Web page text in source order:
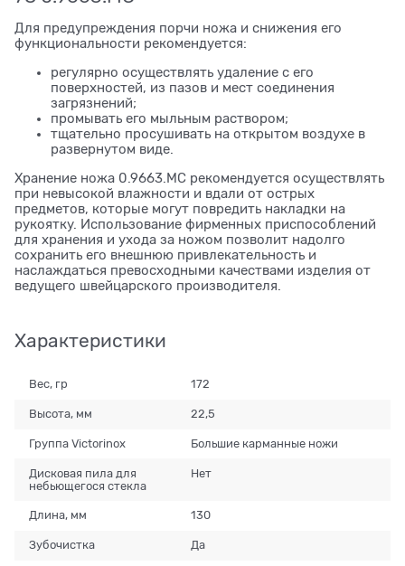
Для предупреждения порчи ножа и снижения его
функциональности рекомендуется:
регулярно осуществлять удаление с его
поверхностей, из пазов и мест соединения
загрязнений;
промывать его мыльным раствором;
тщательно просушивать на открытом воздухе в
развернутом виде.
Хранение ножа 0.9663.MC рекомендуется осуществлять
при невысокой влажности и вдали от острых
предметов, которые могут повредить накладки на
рукоятку. Использование фирменных приспособлений
для хранения и ухода за ножом позволит надолго
сохранить его внешнюю привлекательность и
наслаждаться превосходными качествами изделия от
ведущего швейцарского производителя.
Характеристики
Вес, гр 172
Высота, мм 22,5
Группа Victorinox Большие карманные ножи
Дисковая пила для
небьющегося стекла
Нет
Длина, мм 130
Зубочистка Да